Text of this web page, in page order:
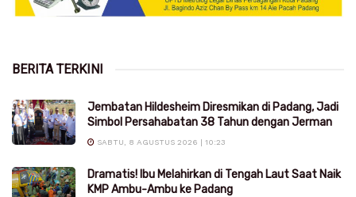
BERITA TERKINI
Jembatan Hildesheim Diresmikan di Padang, Jadi
Simbol Persahabatan 38 Tahun dengan Jerman
SABTU, 8 AGUSTUS 2026 | 10:23
Dramatis! Ibu Melahirkan di Tengah Laut Saat Naik
KMP Ambu-Ambu ke Padang